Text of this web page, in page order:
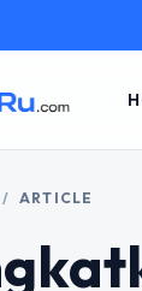
/ ARTICLE